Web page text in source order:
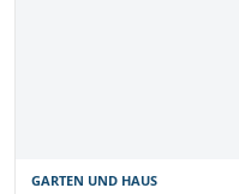
GARTEN UND HAUS